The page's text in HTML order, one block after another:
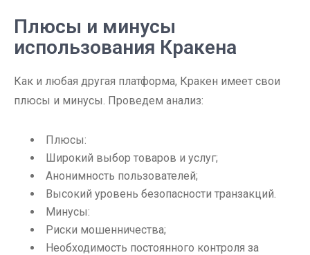
Плюсы и минусы
использования Кракена
Как и любая другая платформа, Кракен имеет свои
плюсы и минусы. Проведем анализ:
Плюсы:
Широкий выбор товаров и услуг;
Анонимность пользователей;
Высокий уровень безопасности транзакций.
Минусы:
Риски мошенничества;
Необходимость постоянного контроля за